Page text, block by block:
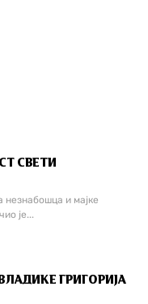
СВЕТИ
незнабошца и мајке
је...
ГРИГОРИЈА